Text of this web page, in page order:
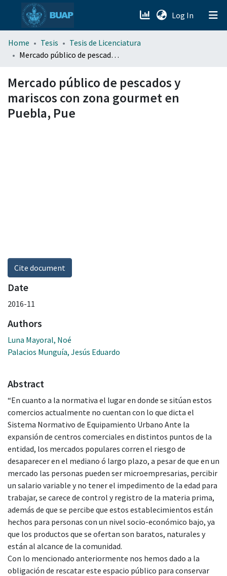
Log In (current)
menu.section.about_menu
Home Tesis
Tesis de Licenciatura
Mercado público de pescados y mariscos con zona gourmet en Puebla, Pue
Mercado público de pescados y
mariscos con zona gourmet en
Puebla, Pue
Cite document
Date
2016-11
Authors
Luna Mayoral, Noé
Palacios Munguía, Jesús Eduardo
Abstract
“En cuanto a la normativa el lugar en donde se sitúan estos
comercios actualmente no cuentan con lo que dicta el
Sistema Normativo de Equipamiento Urbano Ante la
expansión de centros comerciales en distintos puntos de la
entidad, los mercados populares corren el riesgo de
desaparecer en el mediano ó largo plazo, a pesar de que en un
mercado las personas pueden ser microempresarias, percibir
un salario variable y no tener el impedimento de la edad para
trabajar, se carece de control y registro de la materia prima,
además de que se percibe que estos establecimientos están
hechos para personas con un nivel socio-económico bajo, ya
que los productos que se ofertan son baratos, naturales y
están al alcance de la comunidad.
Con lo mencionado anteriormente nos hemos dado a la
obligación de rescatar este espacio público para conservar